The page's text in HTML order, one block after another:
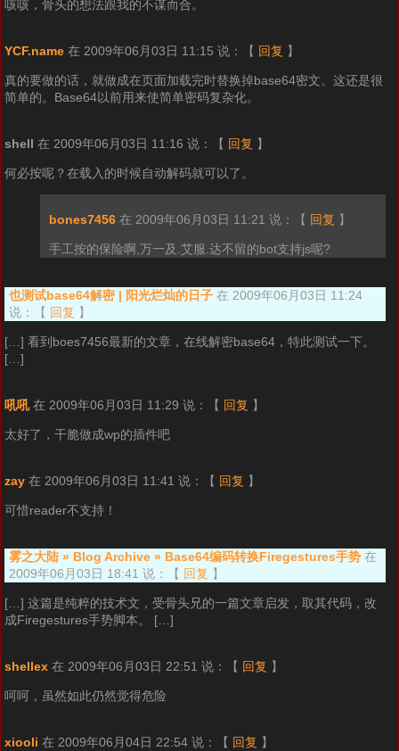
咳咳，骨头的想法跟我的不谋而合。
YCF.name 在 2009年06月03日 11:15 说： 【 回复 】
真的要做的话，就做成在页面加载完时替换掉base64密文。这还是很
简单的。Base64以前用来使简单密码复杂化。
shell 在 2009年06月03日 11:16 说： 【 回复 】
何必按呢？在载入的时候自动解码就可以了。
bones7456 在 2009年06月03日 11:21 说： 【 回复 】
手工按的保险啊,万一及.艾服.达不留的bot支持js呢?
也测试base64解密 | 阳光烂灿的日子 在 2009年06月03日 11:24
说：
【 回复 】
[…] 看到boes7456最新的文章，在线解密base64，特此测试一下。
[…]
吼吼 在 2009年06月03日 11:29 说： 【 回复 】
太好了，干脆做成wp的插件吧
zay 在 2009年06月03日 11:41 说： 【 回复 】
可惜reader不支持！
雾之大陆 » Blog Archive » Base64编码转换Firegestures手势 在
2009年06月03日 18:41 说：
【 回复 】
[…] 这篇是纯粹的技术文，受骨头兄的一篇文章启发，取其代码，改
成Firegestures手势脚本。 […]
shellex 在 2009年06月03日 22:51 说： 【 回复 】
呵呵，虽然如此仍然觉得危险
xiooli 在 2009年06月04日 22:54 说： 【 回复 】